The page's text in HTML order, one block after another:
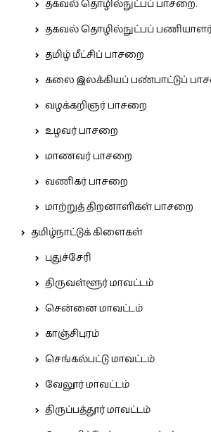
தகவல் தொழில்நுட்பப் பாசறை.
தகவல் தொழில்நுட்பப்
தமிழ் மீட்சிப் பாசறை
கலை இலக்கியப் பண்பாட்டுப்
வழக்கறிஞர் பாசறை
உழவர் பாசறை
மாணவர் பாசறை
வணிகர் பாசறை
மாற்றுத் திறனாளிகள் பாசறை
தமிழ்நாட்டுக் கிளைகள்
புதுச்சேரி
திருவள்ளூர் மாவட்டம்
சென்னை மாவட்டம்
காஞ்சிபுரம்
செங்கல்பட்டு மாவட்டம்
வேலூர் மாவட்டம்
திருப்பத்தூர் மாவட்டம்